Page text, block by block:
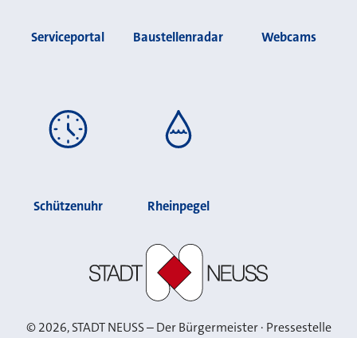
Serviceportal Baustellenradar Webcams
Schützenuhr Rheinpegel
©2026, STADT NEUSS – Der Bürgermeister · Pressestelle